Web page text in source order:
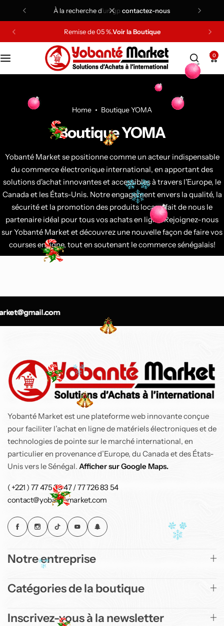
à la recherche d'un gpcontactez-nous
Remise de 05 %.Voir la Boutique
0
Home Boutique YOMA
Boutique YOMA
Yobanté Market se positionne comme un acteur indispensable
du commerce électronique international, en apportant des
solutions d'achat innovantes et accessibles à travers l'Europe, le
Canada et les États-Unis. Notre engagement envers la qualité, la
sécurité et la promotion des produits locaux fait de nous le
partenaire idéal pour tous vos achats en ligne. Rejoignez-nous
sur Yobanté Market et découvrez une nouvelle façon de faire vos
courses en ligne, tout en soutenant le commerce sénégalais!
Yobanté Market est une plateforme web innovante conçue
pour faciliter l’achat en ligne de matériels électroniques et de
technologies de pointe sur le marché international, en
particulier en provenance d’Europe, du Canada et des États-
Unis vers le Sénégal. Afficher sur Google Maps.
( +221 ) 77 475 33 47 / 77 726 83 54
contact@yobantemarket.com
Notre entreprise
Catégories de la boutique
Inscrivez-vous à la newsletter
Amazon High Tech
Amazon Maison & Cuisine
Matériels High Tech
Machine à boissons
glacées professionnelle
Ninja SLUSHi™ 88 oz
229 000
215 900CFA
Air Fryer Ninja MAX PRO
6,2L
105 000
Tensiomètre de poignet Beurer BC 87
Tensiomètre de poignet
Beurer BC 87 avec
connexion à une
application, écran XL,
indicateur de repos,
technologie de
gonflage, indicateur de
risque coloré et
détection des arythmies
35 500CFA–38 800 CFA
Ninja Speedi 10-en-1 Cuiseur rapide, Air Fryer
Ninja Speedi 10-en-1
Cuiseur rapide, Air Fryer,
Friteuse à air et
Multicuiseur, 5.7L, Repas
pour 4 en 15 minutes,
Vapeur, Gril, Cuire au
four, Rôtir, Saisir, Mijoter
et plus, Gris Sel de Mer,
97 800 115 500CFA
Air Fryer Ninja Double Stack 7,6 L
-5%
Top
Stack 7,6 L
150 900CFA
143 700